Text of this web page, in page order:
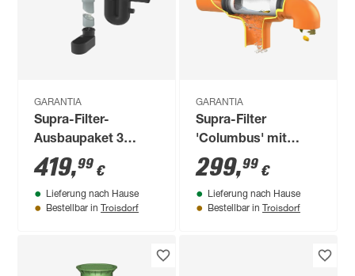
GARANTIA
Supra-Filter-
Ausbaupaket 3
'Cristall' mit
geradem Abgang
419,99 €
Lieferung nach Hause
Bestellbar in Troisdorf
GARANTIA
Supra-Filter
'Columbus' mit
gebogenem Abgang
299,99 €
Lieferung nach Hause
Bestellbar in Troisdorf